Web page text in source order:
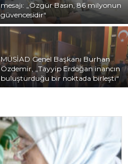
mesajı: „Özgür Basın, 86 milyonun
güvencesidir“
MÜSİAD Genel Başkanı Burhan
Özdemir, „Tayyip Erdoğan inancın
buluşturduğu bir noktada birleşti“